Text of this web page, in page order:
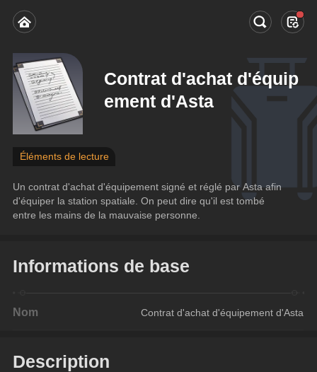
Contrat d'achat d'équip
ement d'Asta
Éléments de lecture
Un contrat d'achat d'équipement signé et réglé par Asta afin
d'équiper la station spatiale. On peut dire qu'il est tombé
entre les mains de la mauvaise personne.
Informations de base
Nom Contrat d'achat d'équipement d'Asta
Description